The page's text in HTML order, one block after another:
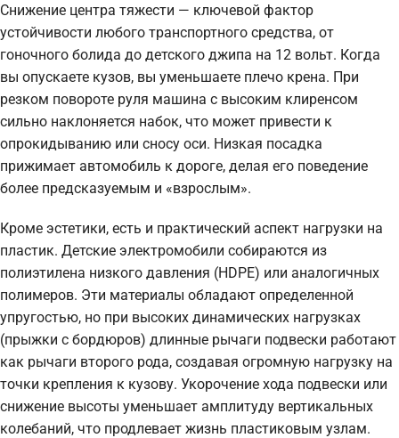
Снижение центра тяжести — ключевой фактор
устойчивости любого транспортного средства, от
гоночного болида до детского джипа на 12 вольт. Когда
вы опускаете кузов, вы уменьшаете плечо крена. При
резком повороте руля машина с высоким клиренсом
сильно наклоняется набок, что может привести к
опрокидыванию или сносу оси. Низкая посадка
прижимает автомобиль к дороге, делая его поведение
более предсказуемым и «взрослым».
Кроме эстетики, есть и практический аспект нагрузки на
пластик. Детские электромобили собираются из
полиэтилена низкого давления (HDPE) или аналогичных
полимеров. Эти материалы обладают определенной
упругостью, но при высоких динамических нагрузках
(прыжки с бордюров) длинные рычаги подвески работают
как рычаги второго рода, создавая огромную нагрузку на
точки крепления к кузову. Укорочение хода подвески или
снижение высоты уменьшает амплитуду вертикальных
колебаний, что продлевает жизнь пластиковым узлам.